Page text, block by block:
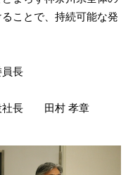
ことで、持続可能な発
員長
社長 田村 孝章